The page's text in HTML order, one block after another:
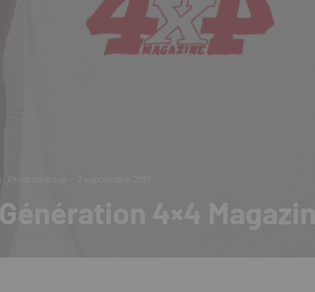
Produithèque
4×4 Magazine